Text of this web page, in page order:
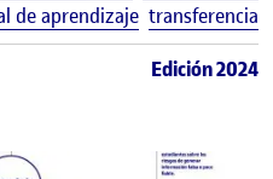
de aprendizaje transferencia
Edición 2024